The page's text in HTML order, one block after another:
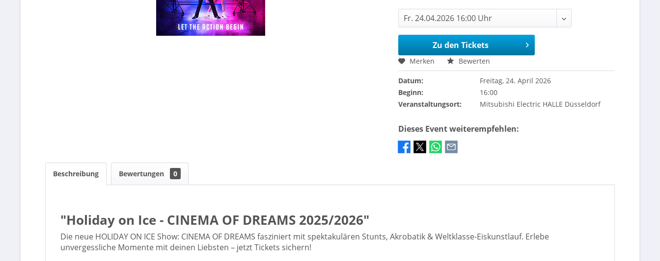
Zu den Tickets
Merken Bewerten
Datum:
Freitag, 24. April 2026
Beginn:
16:00
Veranstaltungsort:
Mitsubishi Electric HALLE Düsseldorf
Dieses Event weiterempfehlen:
Beschreibung Bewertungen 0
"Holiday on Ice - CINEMA OF DREAMS 2025/2026"
Die neue HOLIDAY ON ICE Show: CINEMA OF DREAMS fasziniert mit spektakulären Stunts, Akrobatik & Weltklasse-Eiskunstlauf. Erlebe
unvergessliche Momente mit deinen Liebsten – jetzt Tickets sichern!